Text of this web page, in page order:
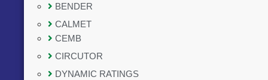
BENDER
CALMET
CEMB
CIRCUTOR
DYNAMIC RATINGS